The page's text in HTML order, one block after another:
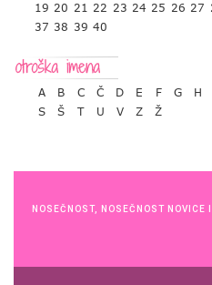
19 20 21 22 23 24 25 26 27
37 38 39 40
A B C Č D E F G H
S
Š T U V Z Ž
NOSEČNOST, NOSEČNOST NOVICE